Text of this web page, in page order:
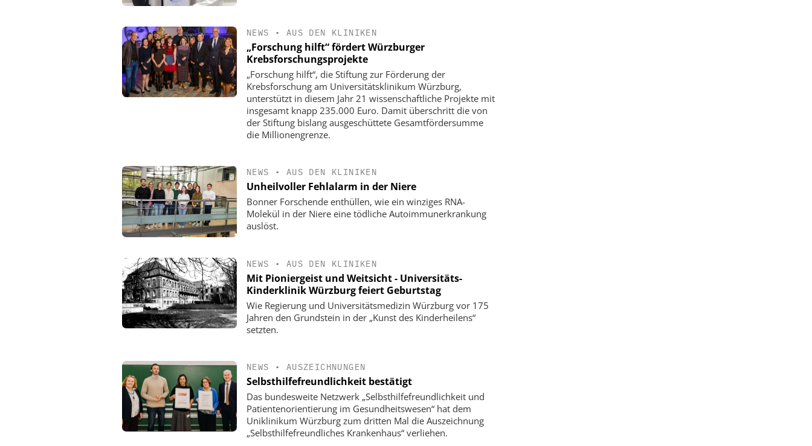
NEWS • AUS DEN KLINIKEN
„Forschung hilft“ fördert Würzburger
Krebsforschungsprojekte
„Forschung hilft“, die Stiftung zur Förderung der
Krebsforschung am Universitätsklinikum Würzburg,
unterstützt in diesem Jahr 21 wissenschaftliche Projekte mit
insgesamt knapp 235.000 Euro. Damit überschritt die von
der Stiftung bislang ausgeschüttete Gesamtfördersumme
die Millionengrenze.
NEWS • AUS DEN KLINIKEN
Unheilvoller Fehlalarm in der Niere
Bonner Forschende enthüllen, wie ein winziges RNA-
Molekül in der Niere eine tödliche Autoimmunerkrankung
auslöst.
NEWS • AUS DEN KLINIKEN
Mit Pioniergeist und Weitsicht - Universitäts-
Kinderklinik Würzburg feiert Geburtstag
Wie Regierung und Universitätsmedizin Würzburg vor 175
Jahren den Grundstein in der „Kunst des Kinderheilens“
setzten.
NEWS • AUSZEICHNUNGEN
Selbsthilfefreundlichkeit bestätigt
Das bundesweite Netzwerk „Selbsthilfefreundlichkeit und
Patientenorientierung im Gesundheitswesen“ hat dem
Uniklinikum Würzburg zum dritten Mal die Auszeichnung
„Selbsthilfefreundliches Krankenhaus“ verliehen.